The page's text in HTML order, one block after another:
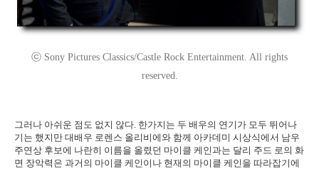
ⓒ Sony Pictures Classics/Castle Rock Entertainment. All rights
reserved.
그러나 아쉬운 점도 없지 않다. 한가지는 두 배우의 연기가 모두 뛰어나
기는 했지만 대배우 로렌스 올리비에와 함께 아카데미 시상식에서 남우
주연상 후보에 나란히 이름을 올렸던 마이클 케인과는 달리 주드 로의 화
면 장악력은 과거의 마이클 케인이나 현재의 마이클 케인을 따라잡기에